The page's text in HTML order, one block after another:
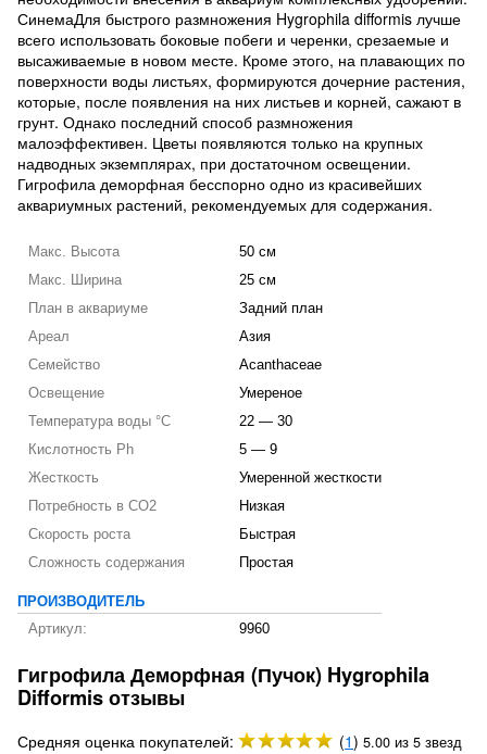
СинемаДля быстрого размножения Hygrophila difformis лучше
всего использовать боковые побеги и черенки, срезаемые и
высаживаемые в новом месте. Кроме этого, на плавающих по
поверхности воды листьях, формируются дочерние растения,
которые, после появления на них листьев и корней, сажают в
грунт. Однако последний способ размножения
малоэффективен. Цветы появляются только на крупных
надводных экземплярах, при достаточном освещении.
Гигрофила деморфная бесспорно одно из красивейших
аквариумных растений, рекомендуемых для содержания.
Макс. Высота
50 см
Макс. Ширина
25 см
План в аквариуме
Задний план
Ареал
Азия
Семейство
Acanthaceae
Освещение
Умереное
Температура воды °C
22 — 30
Кислотность Ph
5 — 9
Жесткость
Умеренной жесткости
Потребность в CO2
Низкая
Скорость роста
Быстрая
Сложность содержания
Простая
ПРОИЗВОДИТЕЛЬ
Артикул:
9960
Гигрофила Деморфная (Пучок) Hygrophila
Difformis отзывы
Средняя оценка покупателей: (1)5.00 из 5 звезд